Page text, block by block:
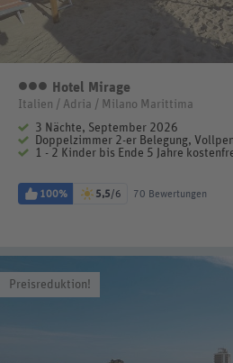
3 Sterne
Hotel Mirage
Italien / Adria / Milano Marittima
3 Nächte, September 2026
Doppelzimmer 2-er Belegung,
1 - 2 Kinder bis Ende 5 Jahre
100% 5,5/6 70 Bewertungen
Preisreduktion!